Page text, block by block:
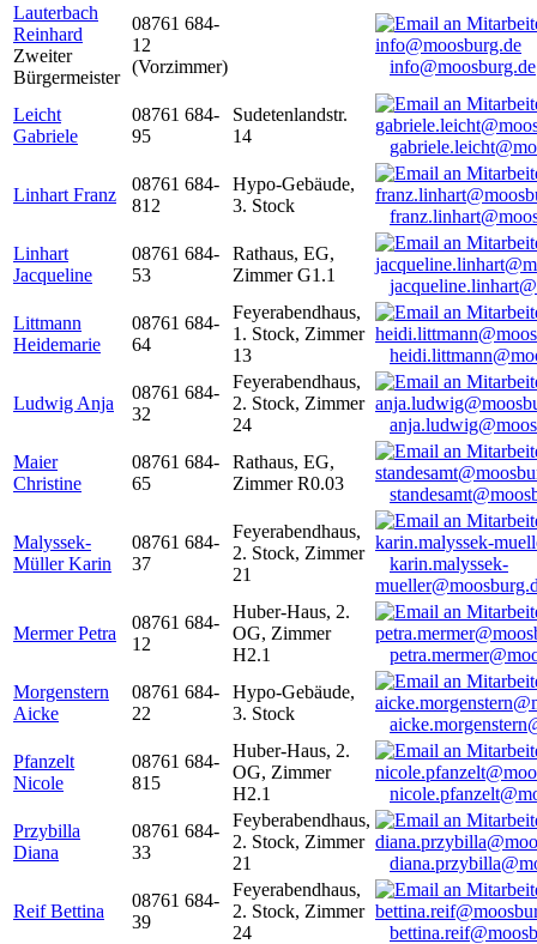
Lauterbach
Reinhard
Zweiter
Bürgermeister
08761 684-
12
(Vorzimmer)
info@moosburg.de
Leicht
Gabriele
08761 684-
95
Sudetenlandstr.
14
Linhart Franz
08761 684-
812
Hypo-Gebäude,
3. Stock
Linhart
Jacqueline
08761 684-
53
Rathaus, EG,
Zimmer G1.1
Littmann
Heidemarie
08761 684-
64
Feyerabendhaus,
1. Stock, Zimmer
13
Ludwig Anja
08761 684-
32
Feyerabendhaus,
2. Stock, Zimmer
24
Maier
Christine
08761 684-
65
Rathaus, EG,
Zimmer R0.03
Malyssek-
Müller Karin
08761 684-
37
Feyerabendhaus,
2. Stock, Zimmer
21
karin.malyssek-
Mermer Petra
08761 684-
12
Huber-Haus, 2.
OG, Zimmer
H2.1
Morgenstern
Aicke
08761 684-
22
Hypo-Gebäude,
3. Stock
Pfanzelt
Nicole
08761 684-
815
Huber-Haus, 2.
OG, Zimmer
H2.1
Przybilla
Diana
08761 684-
33
Feyberabendhaus,
2. Stock, Zimmer
21
Reif Bettina
08761 684-
39
Feyerabendhaus,
2. Stock, Zimmer
24